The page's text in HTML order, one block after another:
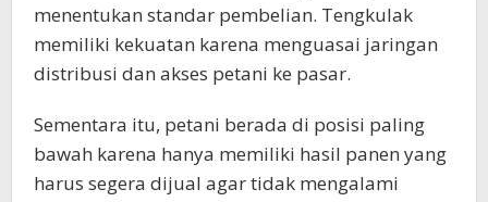
menentukan standar pembelian. Tengkulak
memiliki kekuatan karena menguasai jaringan
distribusi dan akses petani ke pasar.
Sementara itu, petani berada di posisi paling
bawah karena hanya memiliki hasil panen yang
harus segera dijual agar tidak mengalami